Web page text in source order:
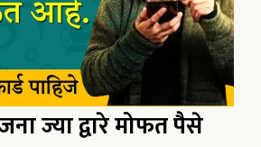
ज्या द्वारे मोफत पैसे